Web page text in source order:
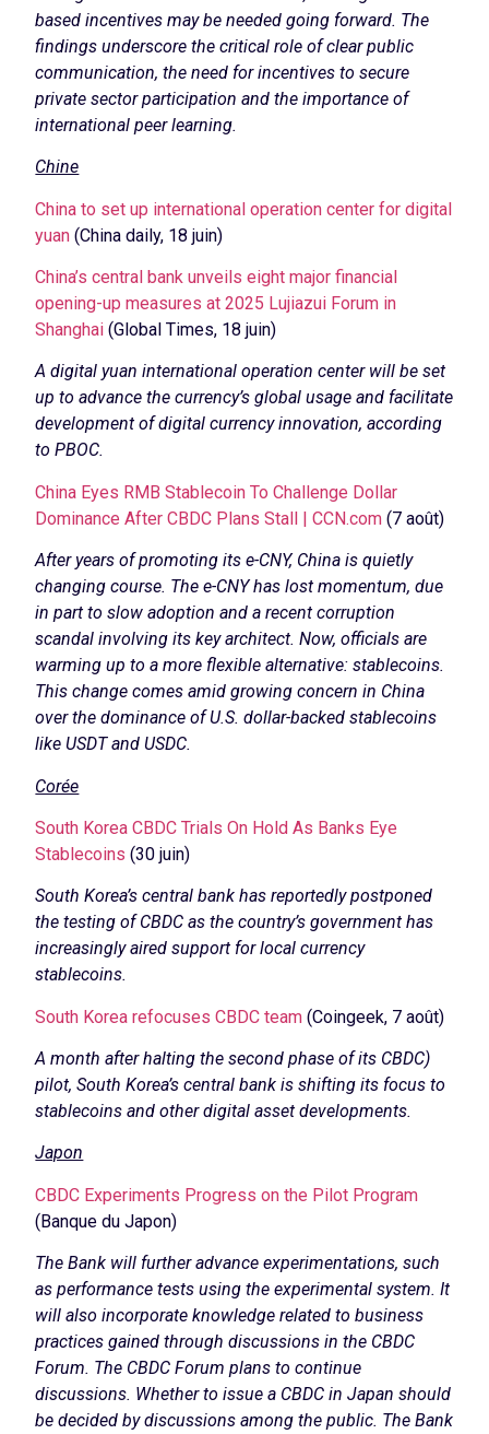
based incentives may be needed going forward. The
findings underscore the critical role of clear public
communication, the need for incentives to secure
private sector participation and the importance of
international peer learning.
Chine
China to set up international operation center for digital
yuan(China daily, 18 juin)
China’s central bank unveils eight major financial
opening-up measures at 2025 Lujiazui Forum in
Shanghai(Global Times, 18 juin)
A digital yuan international operation center will be set
up to advance the currency’s global usage and facilitate
development of digital currency innovation, according
to PBOC.
China Eyes RMB Stablecoin To Challenge Dollar
Dominance After CBDC Plans Stall | CCN.com (7 août)
After years of promoting its e-CNY, China is quietly
changing course. The e-CNY has lost momentum, due
in part to slow adoption and a recent corruption
scandal involving its key architect. Now, officials are
warming up to a more flexible alternative: stablecoins.
This change comes amid growing concern in China
over the dominance of U.S. dollar-backed stablecoins
like USDT and USDC.
Corée
South Korea CBDC Trials On Hold As Banks Eye
Stablecoins (30 juin)
South Korea’s central bank has reportedly postponed
the testing of CBDC as the country’s government has
increasingly aired support for local currency
stablecoins.
South Korea refocuses CBDC team (Coingeek, 7 août)
A month after halting the second phase of its CBDC)
pilot, South Korea’s central bank is shifting its focus to
stablecoins and other digital asset developments.
Japon
CBDC Experiments Progress on the Pilot Program
(Banque du Japon)
The Bank will further advance experimentations, such
as performance tests using the experimental system. It
will also incorporate knowledge related to business
practices gained through discussions in the CBDC
Forum. The CBDC Forum plans to continue
discussions. Whether to issue a CBDC in Japan should
be decided by discussions among the public. The Bank